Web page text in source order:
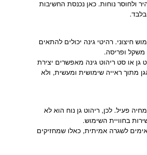
ולחוסר נוחות. כאן נכנסת החשיבות
חיצוני. רהיטי גינה יכולים להתאים
משקל ופריסה.
גן או סט ריהוט גינה מאפשרים יצירת
מתוך ראייה שימושית ומעשית, ולא
פעיל. לכן, ריהוט גן נוח הוא לא
בחוויית השימוש.
לשגרה אמיתית, כאלו שמחזיקים